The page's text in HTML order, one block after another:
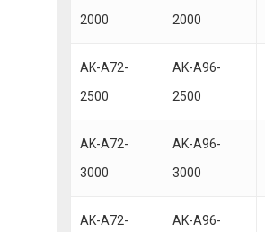
2000
2000
AK-A72-
2500
AK-A96-
2500
AK-A72-
3000
AK-A96-
3000
AK-A72- AK-A96-